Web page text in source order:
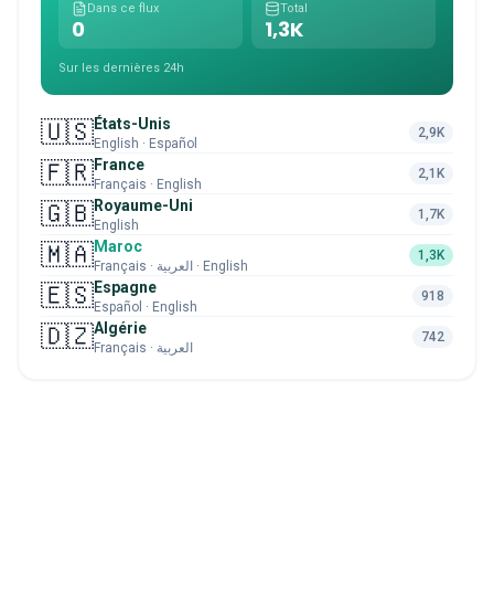
Dans ce flux
0
Total
1,3K
Sur les dernières 24h
🇺🇸États-Unis
English · Español
2,9K
🇫🇷France
Français · English
2,1K
🇬🇧Royaume-Uni
English
1,7K
🇲🇦Maroc
Français · العربية · English
1,3K
🇪🇸Espagne
Español · English
918
🇩🇿Algérie
Français · العربية
742